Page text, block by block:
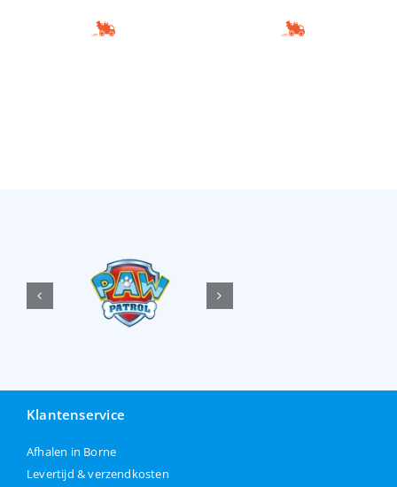
Klantenservice
Afhalen in Borne
Levertijd & verzendkosten